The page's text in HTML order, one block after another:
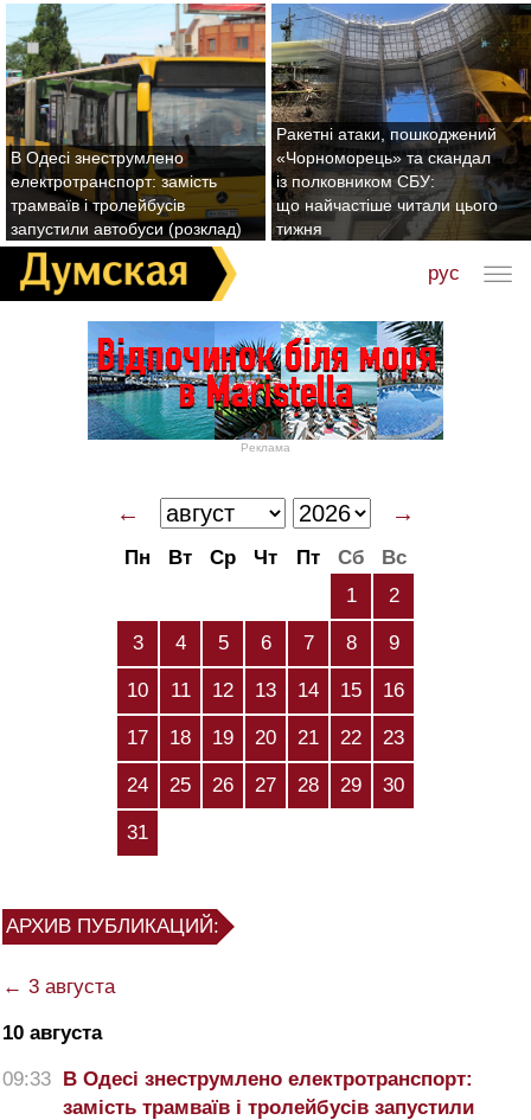
В Одесі знеструмлено
електротранспорт: замість
трамваїв і тролейбусів
запустили автобуси (розклад)
Ракетні атаки, пошкоджений
«Чорноморець» та скандал
із полковником СБУ:
що найчастіше читали цього
тижня
рус
Реклама
← →
Пн Вт Ср Чт Пт Сб
Вс
1
2
3 4 5 6 7 8 9
10 11 12 13 14 15 16
17 18 19 20 21 22 23
24 25 26 27 28 29 30
31
АРХИВ ПУБЛИКАЦИЙ:
← 3 августа
10 августа
09:33 В Одесі знеструмлено електротранспорт:
замість трамваїв і тролейбусів запустили